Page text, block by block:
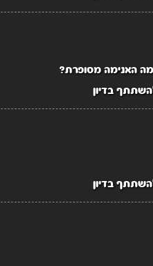
האנימה מסופרת?
בדיון
בדיון